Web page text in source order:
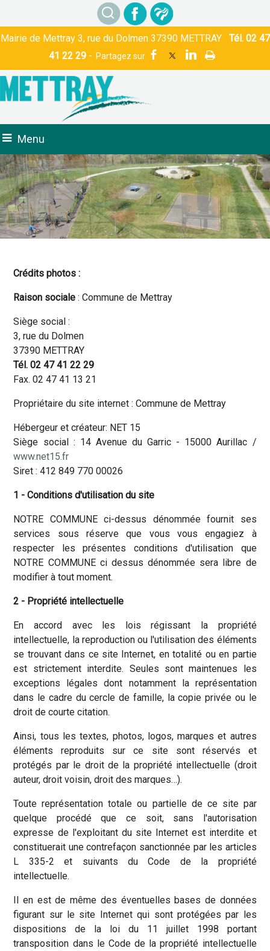
Mairie de Mettray 3, rue du Dolmen 37390 METTRAY Tél. 02 47
41 22 29-
Menu
Crédits photos :
Raison sociale : Commune de Mettray
Siège social :
3, rue du Dolmen
37390 METTRAY
Tél. 02 47 41 22 29
Fax. 02 47 41 13 21
Propriétaire du site internet : Commune de Mettray
Hébergeur et créateur: NET 15
Siège social : 14 Avenue du Garric - 15000 Aurillac /
www.net15.fr
Siret : 412 849 770 00026
1 - Conditions d'utilisation du site
NOTRE COMMUNE ci-dessus dénommée fournit ses
services sous réserve que vous vous engagiez à
respecter les présentes conditions d'utilisation que
NOTRE COMMUNE ci dessus dénommée sera libre de
modifier à tout moment.
2 - Propriété intellectuelle
En accord avec les lois régissant la propriété
intellectuelle, la reproduction ou l'utilisation des éléments
se trouvant dans ce site Internet, en totalité ou en partie
est strictement interdite. Seules sont maintenues les
exceptions légales dont notamment la représentation
dans le cadre du cercle de famille, la copie privée ou le
droit de courte citation.
Ainsi, tous les textes, photos, logos, marques et autres
éléments reproduits sur ce site sont réservés et
protégés par le droit de la propriété intellectuelle (droit
auteur, droit voisin, droit des marques…).
Toute représentation totale ou partielle de ce site par
quelque procédé que ce soit, sans l'autorisation
expresse de l'exploitant du site Internet est interdite et
constituerait une contrefaçon sanctionnée par les articles
L 335-2 et suivants du Code de la propriété
intellectuelle.
Il en est de même des éventuelles bases de données
figurant sur le site Internet qui sont protégées par les
dispositions de la loi du 11 juillet 1998 portant
transposition dans le Code de la propriété intellectuelle